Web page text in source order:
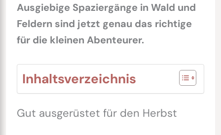
Ausgiebige Spaziergänge in Wald und
Feldern sind jetzt genau das richtige
für die kleinen Abenteurer.
Inhaltsverzeichnis
Gut ausgerüstet für den Herbst